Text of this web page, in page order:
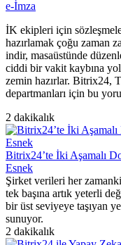
e-İmza
İK ekipleri için
hazırlamak çoğu zaman
indir, masaüstünde
ciddi bir vakit kaybına
zemin hazırlar. Bitrix24,
departmanları için bu
2 dakikalık
Bitrix24’te İki Aşamalı
Esnek
Şirket verileri her
tek başına artık yeterli
bir üst seviyeye taşıyan
sunuyor.
2 dakikalık